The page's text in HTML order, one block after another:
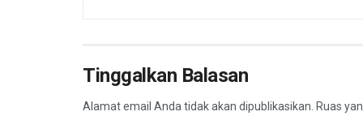
Tinggalkan Balasan
Alamat email Anda tidak akan dipublikasikan. Ruas